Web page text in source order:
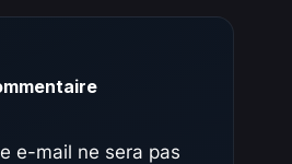
e-mail ne sera pas